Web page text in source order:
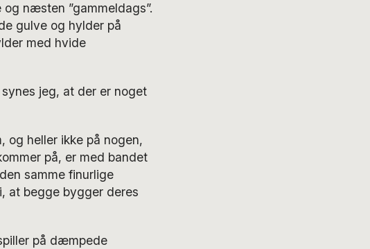
næsten ”gammeldags”.
gulve og hylder på
med hvide
jeg, at der er noget
og heller ikke på nogen,
på, er med bandet
samme finurlige
at begge bygger deres
på dæmpede